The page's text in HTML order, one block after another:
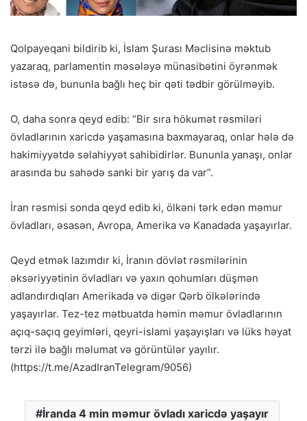
Qolpayeqani bildirib ki, İslam Şurası Məclisinə məktub
yazaraq, parlamentin məsələyə münasibətini öyrənmək
istəsə də, bununla bağlı heç bir qəti tədbir görülməyib.
O, daha sonra qeyd edib: “Bir sıra hökumət rəsmiləri
övladlarının xaricdə yaşamasına baxmayaraq, onlar hələ də
hakimiyyətdə səlahiyyət sahibidirlər. Bununla yanaşı, onlar
arasında bu sahədə sanki bir yarış da var”.
İran rəsmisi sonda qeyd edib ki, ölkəni tərk edən məmur
övladları, əsasən, Avropa, Amerika və Kanadada yaşayırlar.
Qeyd etmək lazımdır ki, İranın dövlət rəsmilərinin
əksəriyyətinin övladları və yaxın qohumları düşmən
adlandırdıqları Amerikada və digər Qərb ölkələrində
yaşayırlar. Tez-tez mətbuatda həmin məmur övladlarının
açıq-saçıq geyimləri, qeyri-islami yaşayışları və lüks həyat
tərzi ilə bağlı məlumat və görüntülər yayılır.
(https://t.me/AzadIranTelegram/9056)
İranda 4 min məmur övladı xaricdə yaşayır